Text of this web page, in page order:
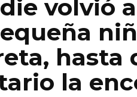
volvió
hasta
la